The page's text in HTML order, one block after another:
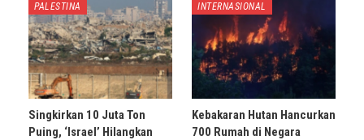
PALESTINA
Singkirkan 10 Juta Ton
Puing, ‘Israel’ Hilangkan
INTERNASIONAL
Kebakaran Hutan Hancurkan
700 Rumah di Negara